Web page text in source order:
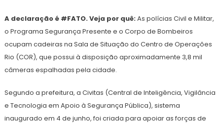
A declaração é #FATO. Veja por quê:As polícias Civil e Militar,
o Programa Segurança Presente e o Corpo de Bombeiros
ocupam cadeiras na Sala de Situação do Centro de Operações
Rio (COR), que possui à disposição aproximadamente 3,8 mil
câmeras espalhadas pela cidade.
Segundo a prefeitura, a Civitas (Central de Inteligência, Vigilância
e Tecnologia em Apoio à Segurança Pública), sistema
inaugurado em 4 de junho, foi criada para apoiar as forças de